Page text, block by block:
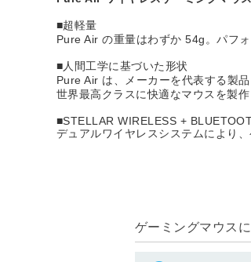
■超軽量
Pure Air の重量はわずか 54g。パフ
■人間工学に基づいた形状
Pure Air は、メーカーを代表する製
世界最高クラスに快適なマウスを製作
■STELLAR WIRELESS +
デュアルワイヤレスシステムにより
ゲーミングマウス